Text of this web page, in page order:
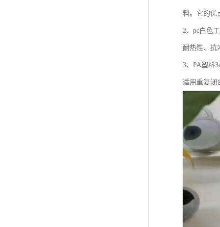
料。它的优
2、pc白色
耐热性、抗
3、PA塑料
适用重复闭